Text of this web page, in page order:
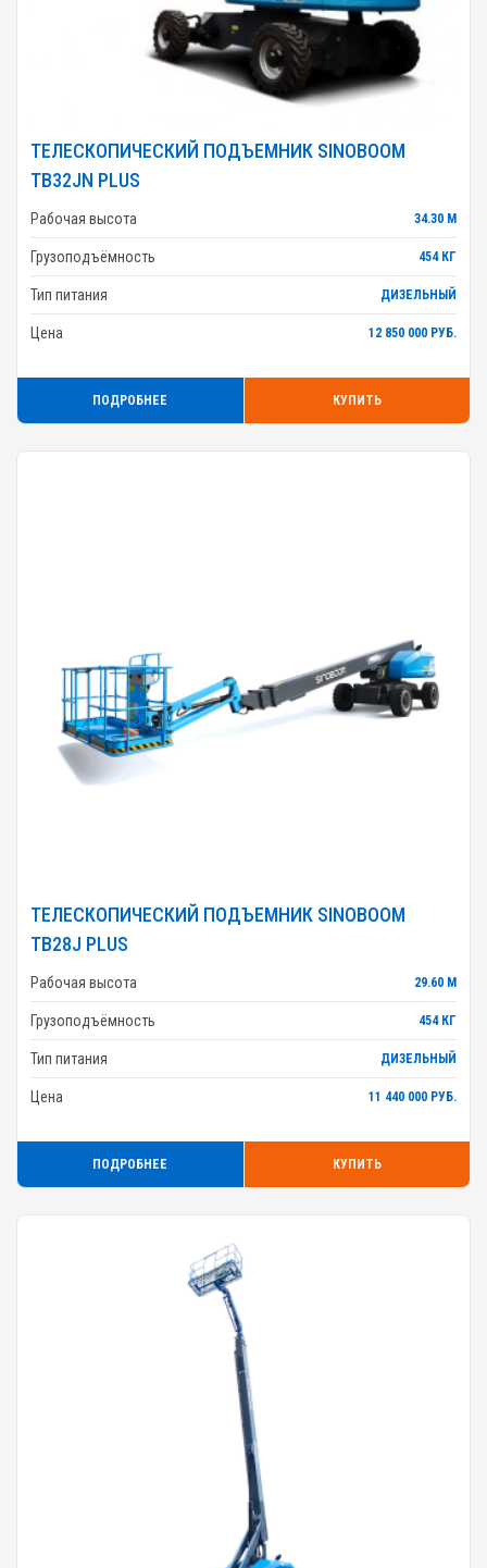
ТЕЛЕСКОПИЧЕСКИЙ ПОДЪЕМНИК SINOBOOM
TB32JN PLUS
Рабочая высота 34.30 М
Грузоподъёмность 454 КГ
Тип питания ДИЗЕЛЬНЫЙ
Цена 12 850 000 РУБ.
ПОДРОБНЕЕ КУПИТЬ
ТЕЛЕСКОПИЧЕСКИЙ ПОДЪЕМНИК SINOBOOM
TB28J PLUS
Рабочая высота 29.60 М
Грузоподъёмность 454 КГ
Тип питания ДИЗЕЛЬНЫЙ
Цена 11 440 000 РУБ.
ПОДРОБНЕЕ КУПИТЬ